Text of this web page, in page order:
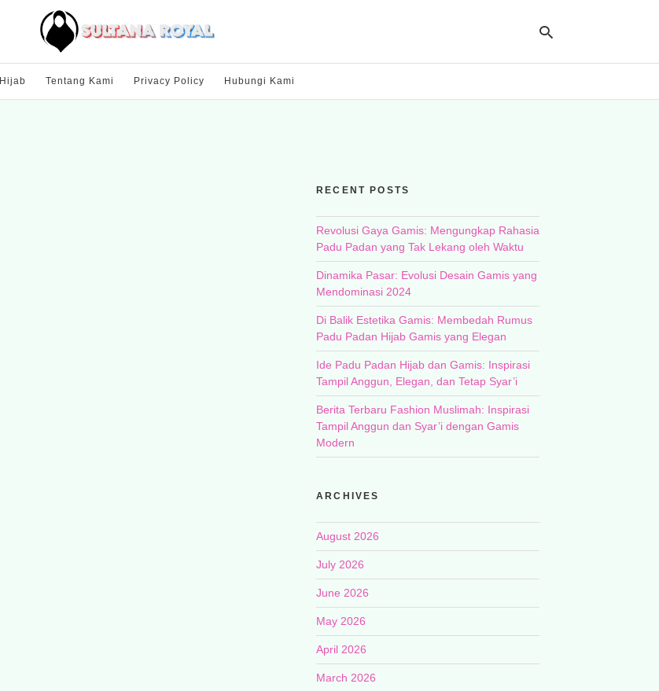
Hijab Tentang Kami Privacy Policy Hubungi Kami
RECENT POSTS
Revolusi Gaya Gamis: Mengungkap Rahasia
Padu Padan yang Tak Lekang oleh Waktu
Dinamika Pasar: Evolusi Desain Gamis yang
Mendominasi 2024
Di Balik Estetika Gamis: Membedah Rumus
Padu Padan Hijab Gamis yang Elegan
Ide Padu Padan Hijab dan Gamis: Inspirasi
Tampil Anggun, Elegan, dan Tetap Syar’i
Berita Terbaru Fashion Muslimah: Inspirasi
Tampil Anggun dan Syar’i dengan Gamis
Modern
ARCHIVES
August 2026
July 2026
June 2026
May 2026
April 2026
March 2026